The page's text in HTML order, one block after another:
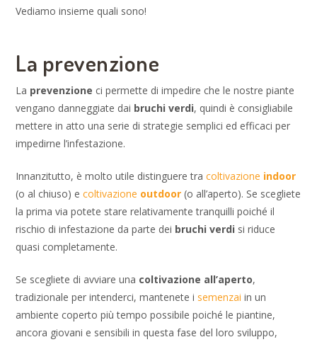
Vediamo insieme quali sono!
La prevenzione
La prevenzione ci permette di impedire che le nostre piante
vengano danneggiate dai bruchi verdi, quindi è consigliabile
mettere in atto una serie di strategie semplici ed efficaci per
impedirne l’infestazione.
Innanzitutto, è molto utile distinguere tracoltivazione indoor
(o al chiuso) ecoltivazione outdoor (o all’aperto). Se scegliete
la prima via potete stare relativamente tranquilli poiché il
rischio di infestazione da parte dei bruchi verdi si riduce
quasi completamente.
Se scegliete di avviare una coltivazione all’aperto,
tradizionale per intenderci, mantenete i semenzai in un
ambiente coperto più tempo possibile poiché le piantine,
ancora giovani e sensibili in questa fase del loro sviluppo,